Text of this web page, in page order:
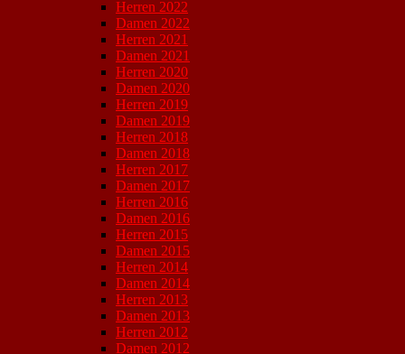
Herren 2022
Damen 2022
Herren 2021
Damen 2021
Herren 2020
Damen 2020
Herren 2019
Damen 2019
Herren 2018
Damen 2018
Herren 2017
Damen 2017
Herren 2016
Damen 2016
Herren 2015
Damen 2015
Herren 2014
Damen 2014
Herren 2013
Damen 2013
Herren 2012
Damen 2012